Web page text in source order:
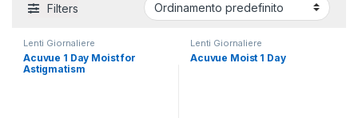
Filters
Lenti Giornaliere
Acuvue 1 Day Moist for
Astigmatism
Lenti Giornaliere
Acuvue Moist 1 Day